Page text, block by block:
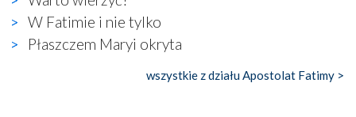
widzieliśmy w urokliwym, niewielkim mieście Obidos,
gdzie w miejscu dawnego kościoła działa dzisiaj…
księgarnia.
Nasze pielgrzymkowe wyprawy, których celem były
W Fatimie i nie tylko
Płaszczem Maryi okryta
wszystkie z działu Apostolat Fatimy >